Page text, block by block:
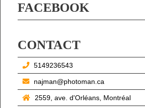
FACEBOOK
CONTACT
5149236543
najman@photoman.ca
2559, ave. d'Orléans, Montréal